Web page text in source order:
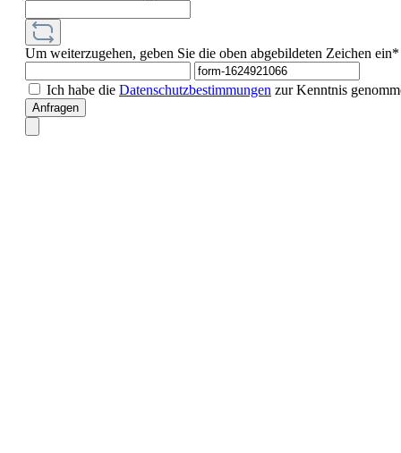
Um weiterzugehen, geben Sie die oben abgebildeten Zeichen ein*
Ich habe die Datenschutzbestimmungen zur Kenntnis
Anfragen